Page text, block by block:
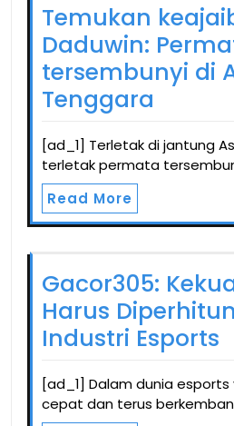
Temukan
Daduwin:
tersembunyi di
Tenggara
[ad_1] Terletak di jantung
terletak permata
Read More
Gacor305:
Harus
Industri Esports
[ad_1] Dalam dunia
cepat dan terus